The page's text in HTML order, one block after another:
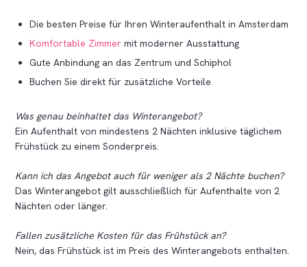
Die besten Preise für Ihren Winteraufenthalt in Amsterdam
Komfortable Zimmer mit moderner Ausstattung
Gute Anbindung an das Zentrum und Schiphol
Buchen Sie direkt für zusätzliche Vorteile
Was genau beinhaltet das Winterangebot?
Ein Aufenthalt von mindestens 2 Nächten inklusive täglichem
Frühstück zu einem Sonderpreis.
Kann ich das Angebot auch für weniger als 2 Nächte buchen?
Das Winterangebot gilt ausschließlich für Aufenthalte von 2
Nächten oder länger.
Fallen zusätzliche Kosten für das Frühstück an?
Nein, das Frühstück ist im Preis des Winterangebots enthalten.